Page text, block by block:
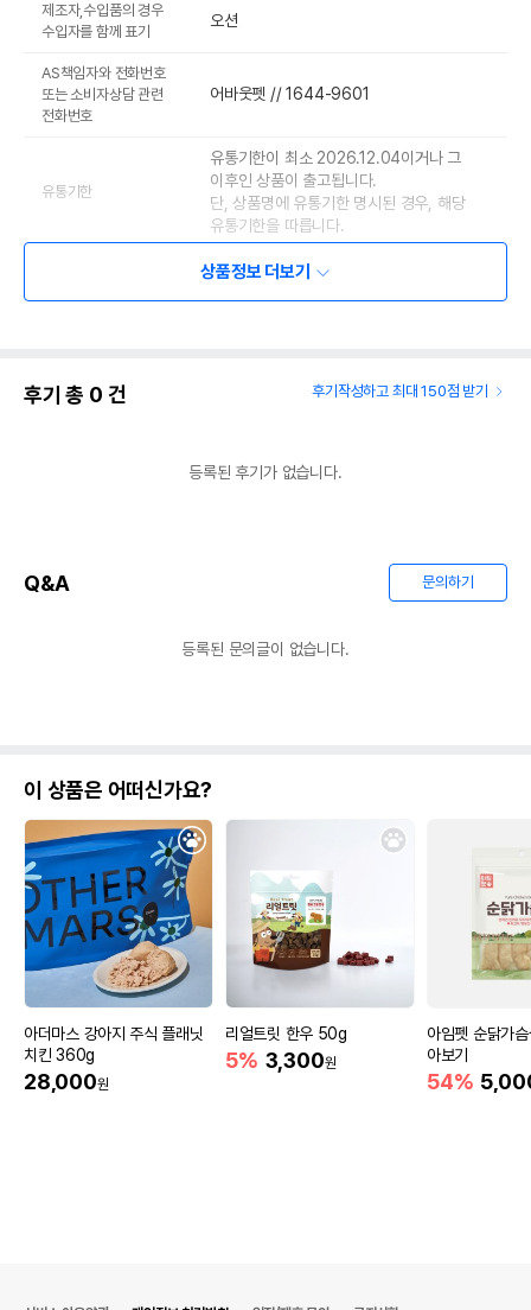
제조자,수입품의 경우
수입자를 함께 표기
오션
AS책임자와 전화번호
또는 소비자상담 관련
전화번호
어바웃펫 // 1644-9601
유통기한
유통기한이 최소 2026.12.04이거나 그
이후인 상품이 출고됩니다.
단, 상품명에 유통기한 명시된 경우, 해당
유통기한을 따릅니다.
상품정보 더보기
후기 총 0 건 후기작성하고 최대 150점 받기
등록된 후기가 없습니다.
Q&A 문의하기
등록된 문의글이 없습니다.
이 상품은 어떠신가요?
아더마스 강아지 주식 플래닛
치킨 360g
28,000원
리얼트릿 한우 50g
5% 3,300원
아임펫 순닭가
아보기
54%